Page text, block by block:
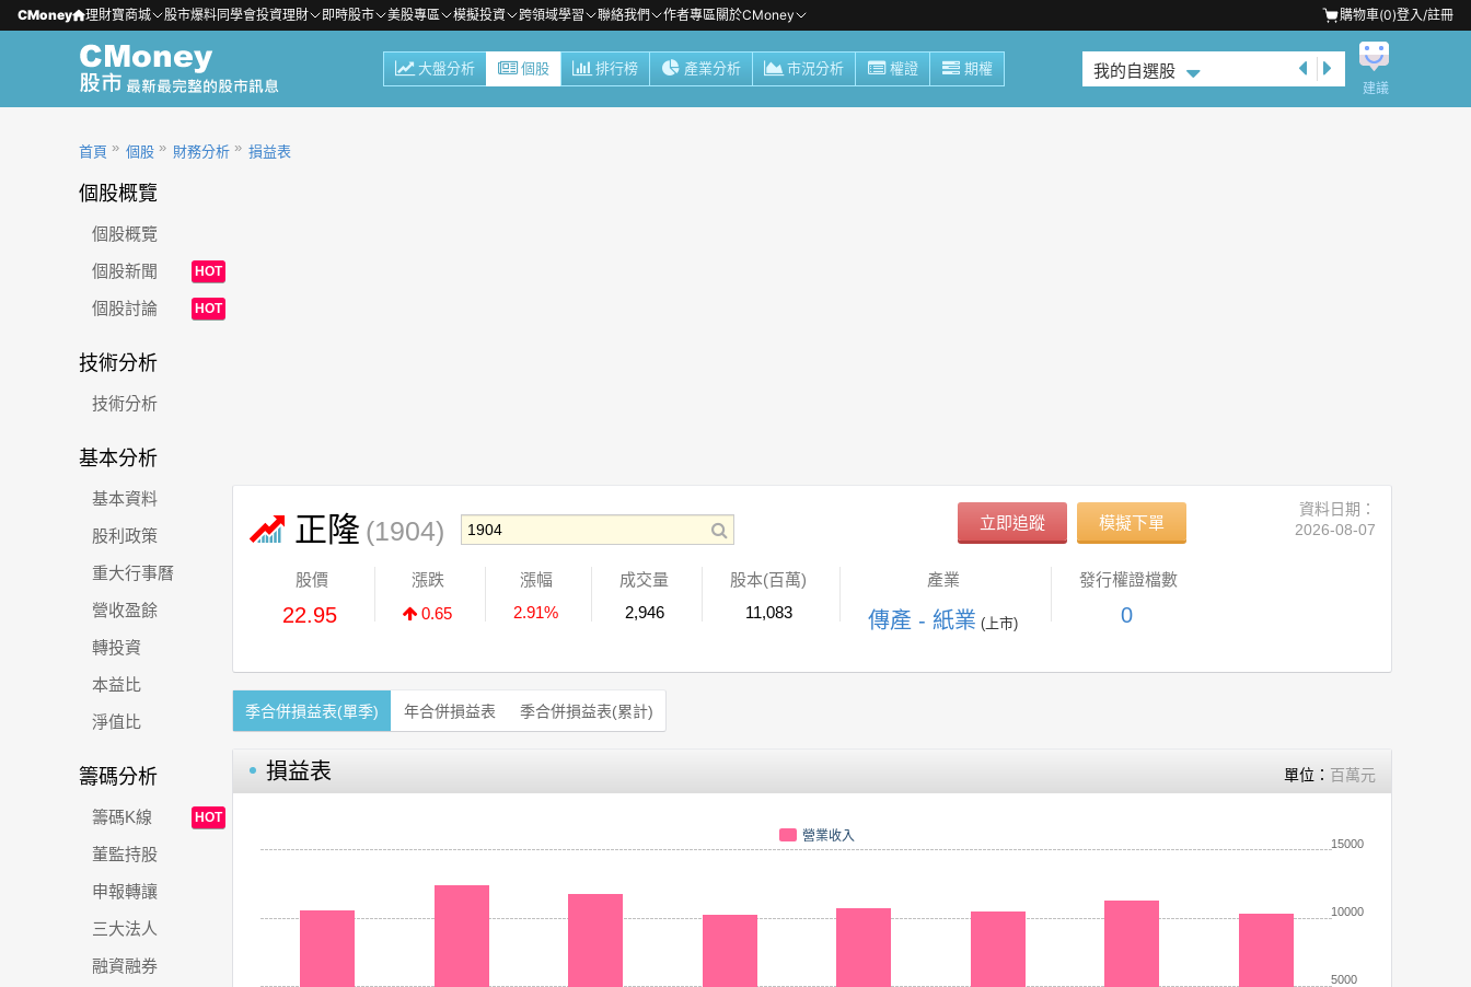
CMoney 理財寶商城 股市爆料同學會投資理財 即時股市 美股專區 模擬投資 跨領域學習 聯絡我們 作者專區關於CMoney 購物車(0)登入/註冊
大盤分析 個股 排行榜 產業分析 市況分析 權證 期權 我的自選股
建議
首頁 個股 財務分析 損益表
個股概覽
個股概覽
個股新聞
HOT
個股討論 HOT
技術分析
技術分析
基本分析
基本資料
股利政策
重大行事曆
營收盈餘
轉投資
本益比
淨值比
籌碼分析
籌碼K線 HOT
董監持股
申報轉讓
三大法人
融資融券
正隆 (1904) 立即追蹤 模擬下單
資料日期：
2026-08-07
股價
22.95
漲跌
0.65
漲幅
2.91%
成交量
2,946
股本(百萬)
11,083
產業
傳產 - 紙業 (上市)
發行權證檔數
0
季合併損益表(單季) 年合併損益表 季合併損益表(累計)
損益表 單位： 百萬元
營業收入
5000
10000
15000